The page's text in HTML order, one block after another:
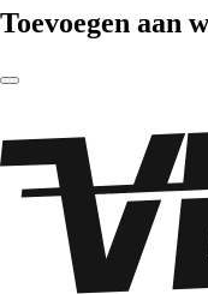
Toevoegen aan